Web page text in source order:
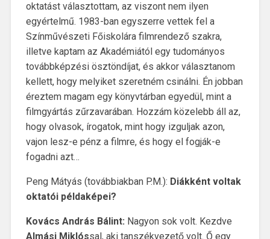
oktatást választottam, az viszont nem ilyen
egyértelmű. 1983-ban egyszerre vettek fel a
Színművészeti Főiskolára filmrendező szakra,
illetve kaptam az Akadémiától egy tudományos
továbbképzési ösztöndíjat, és akkor választanom
kellett, hogy melyiket szeretném csinálni. Én jobban
éreztem magam egy könyvtárban egyedül, mint a
filmgyártás zűrzavarában. Hozzám közelebb áll az,
hogy olvasok, írogatok, mint hogy izguljak azon,
vajon lesz-e pénz a filmre, és hogy el fogják-e
fogadni azt…
Peng Mátyás (továbbiakban P.M.): Diákként voltak
oktatói példaképei?
Kovács András Bálint: Nagyon sok volt. Kezdve
Almási Miklóssal, aki tanszékvezető volt. Ő egy